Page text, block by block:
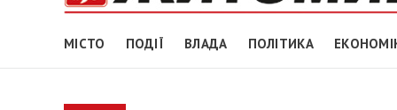
МІСТО ПОДІЇ ВЛАДА ПОЛІТИКА